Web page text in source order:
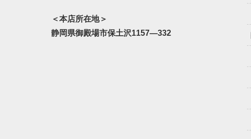
＜本店所在地＞
静岡県御殿場市保土沢1157—332